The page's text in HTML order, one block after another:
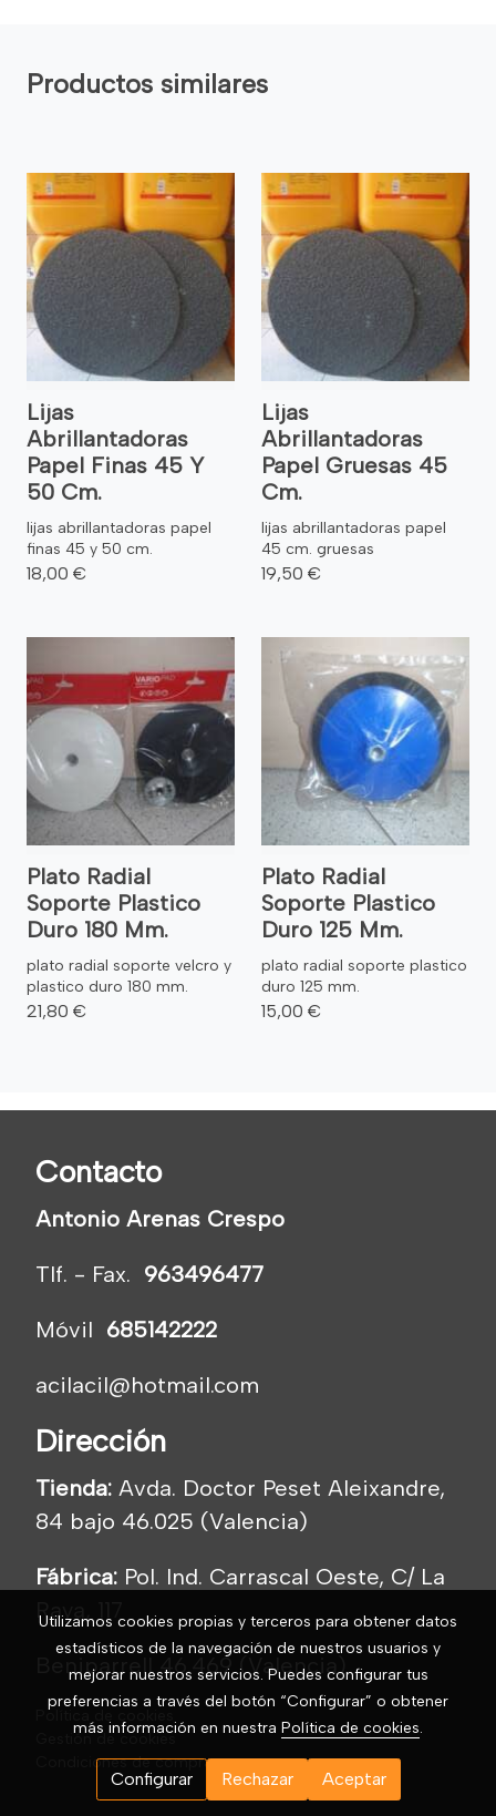
Productos similares
Lijas
Abrillantadoras
Papel Finas 45 Y
50 Cm.
lijas abrillantadoras papel
finas 45 y 50 cm.
18,00 €
Lijas
Abrillantadoras
Papel Gruesas 45
Cm.
lijas abrillantadoras papel
45 cm. gruesas
19,50 €
Plato Radial
Soporte Plastico
Duro 180 Mm.
plato radial soporte velcro y
plastico duro 180 mm.
21,80 €
Plato Radial
Soporte Plastico
Duro 125 Mm.
plato radial soporte plastico
duro 125 mm.
15,00 €
Contacto
Antonio Arenas Crespo
Tlf. - Fax. 963496477
Móvil 685142222
acilacil@hotmail.com
Dirección
Tienda: Avda. Doctor Peset Aleixandre,
84 bajo 46.025 (Valencia)
Fábrica: Pol. Ind. Carrascal Oeste, C/ La
Raya, 117
Beniparrell 46.469 (Valencia)
Política de cookies
Gestión de cookies
Condiciones de compra
Utilizamos cookies propias y terceros para obtener datos
estadísticos de la navegación de nuestros usuarios y
mejorar nuestros servicios. Puedes configurar tus
preferencias a través del botón “Configurar” o obtener
más información en nuestra Política de cookies.
Configurar Rechazar Aceptar